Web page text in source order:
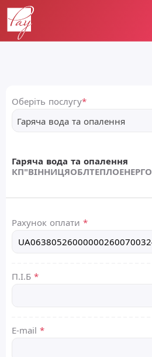
Оберіть послугу*
Гаряча вода та опалення
Гаряча вода та опалення
КП"ВІННИЦЯОБЛТЕПЛОЕНЕРГО
Рахунок оплати *
П.І.Б *
E-mail *